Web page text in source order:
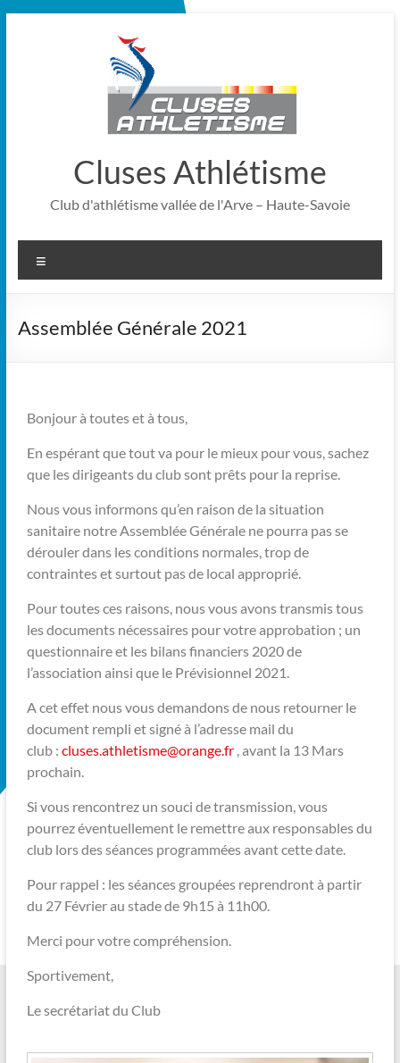
Cluses Athlétisme
Club d'athlétisme vallée de l'Arve – Haute-Savoie
Assemblée Générale 2021
Bonjour à toutes et à tous,
En espérant que tout va pour le mieux pour vous, sachez
que les dirigeants du club sont prêts pour la reprise.
Nous vous informons qu’en raison de la situation
sanitaire notre Assemblée Générale ne pourra pas se
dérouler dans les conditions normales, trop de
contraintes et surtout pas de local approprié.
Pour toutes ces raisons, nous vous avons transmis tous
les documents nécessaires pour votre approbation ; un
questionnaire et les bilans financiers 2020 de
l’association ainsi que le Prévisionnel 2021.
A cet effet nous vous demandons de nous retourner le
document rempli et signé à l’adresse mail du
club : cluses.athletisme@orange.fr, avant la 13 Mars
prochain.
Si vous rencontrez un souci de transmission, vous
pourrez éventuellement le remettre aux responsables du
club lors des séances programmées avant cette date.
Pour rappel : les séances groupées reprendront à partir
du 27 Février au stade de 9h15 à 11h00.
Merci pour votre compréhension.
Sportivement,
Le secrétariat du Club